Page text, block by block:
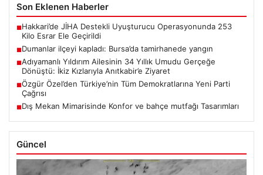
Son Eklenen Haberler
■Hakkari’de JİHA Destekli Uyuşturucu Operasyonunda 253
Kilo Esrar Ele Geçirildi
■Dumanlar ilçeyi kapladı: Bursa’da tamirhanede yangın
■Adıyamanlı Yıldırım Ailesinin 34 Yıllık Umudu Gerçeğe
Dönüştü: İkiz Kızlarıyla Anıtkabir’e Ziyaret
■Özgür Özel’den Türkiye’nin Tüm Demokratlarına Yeni Parti
Çağrısı
■Dış Mekan Mimarisinde Konfor ve bahçe mutfağı Tasarımları
Güncel